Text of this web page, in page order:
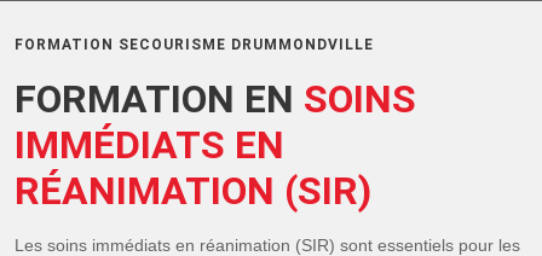
FORMATION SECOURISME DRUMMONDVILLE
FORMATION EN SOINS
IMMÉDIATS EN
RÉANIMATION (SIR)
Les soins immédiats en réanimation (SIR) sont essentiels pour les